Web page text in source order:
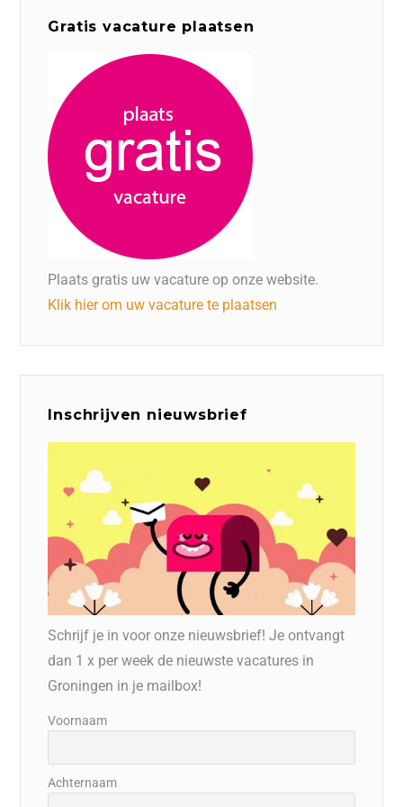
Gratis vacature plaatsen
Plaats gratis uw vacature op onze website.
Klik hier om uw vacature te plaatsen
Inschrijven nieuwsbrief
Schrijf je in voor onze nieuwsbrief! Je ontvangt
dan 1 x per week de nieuwste vacatures in
Groningen in je mailbox!
Voornaam
Achternaam